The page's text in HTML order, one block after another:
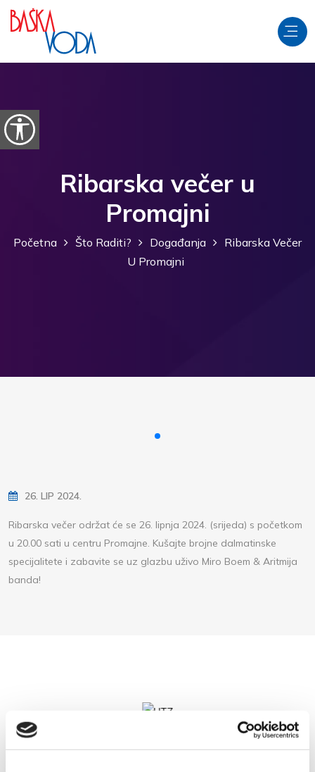
Preskoči na sadržaj
Prikaži postavke pristupačnosti
Ribarska večer u
Promajni
Početna Što Raditi? Događanja
Ribarska Večer
U Promajni
26. LIP 2024.
Ribarska večer održat će se 26. lipnja 2024. (srijeda) s početkom
u 20.00 sati u centru Promajne. Kušajte brojne dalmatinske
specijalitete i zabavite se uz glazbu uživo Miro Boem & Aritmija
banda!